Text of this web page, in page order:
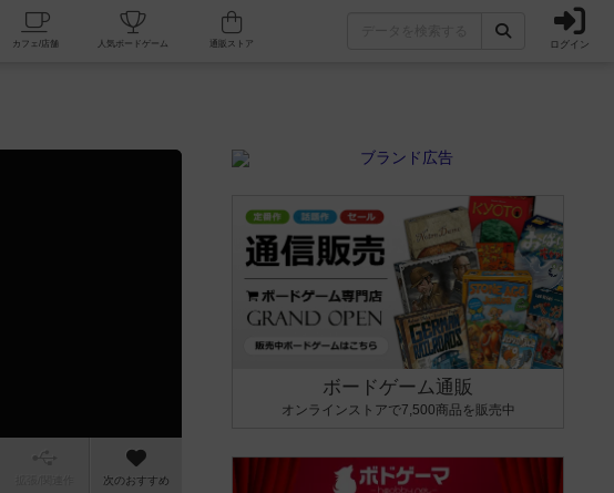
掲示板一覧 カフェ/店舗 人気ボードゲーム ログイン
次のおすすめ
ボードゲーム通販
オンラインストアで7,500商品を販売中